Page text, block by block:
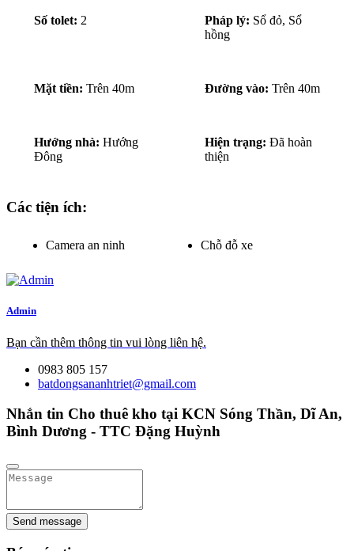
Số tolet: 2 Pháp lý: Sổ đỏ, Sổ
hồng
Mặt tiền: Trên 40m Đường vào: Trên 40m
Hướng nhà: Hướng
Đông
Hiện trạng: Đã hoàn
thiện
Các tiện ích:
Camera an ninh Chỗ đỗ xe
Admin
Bạn cần thêm thông tin vui lòng liên hệ.
0983 805 157
batdongsananhtriet@gmail.com
Nhắn tin Cho thuê kho tại KCN Sóng Thần, Dĩ An,
Bình Dương - TTC Đặng Huỳnh
Send message